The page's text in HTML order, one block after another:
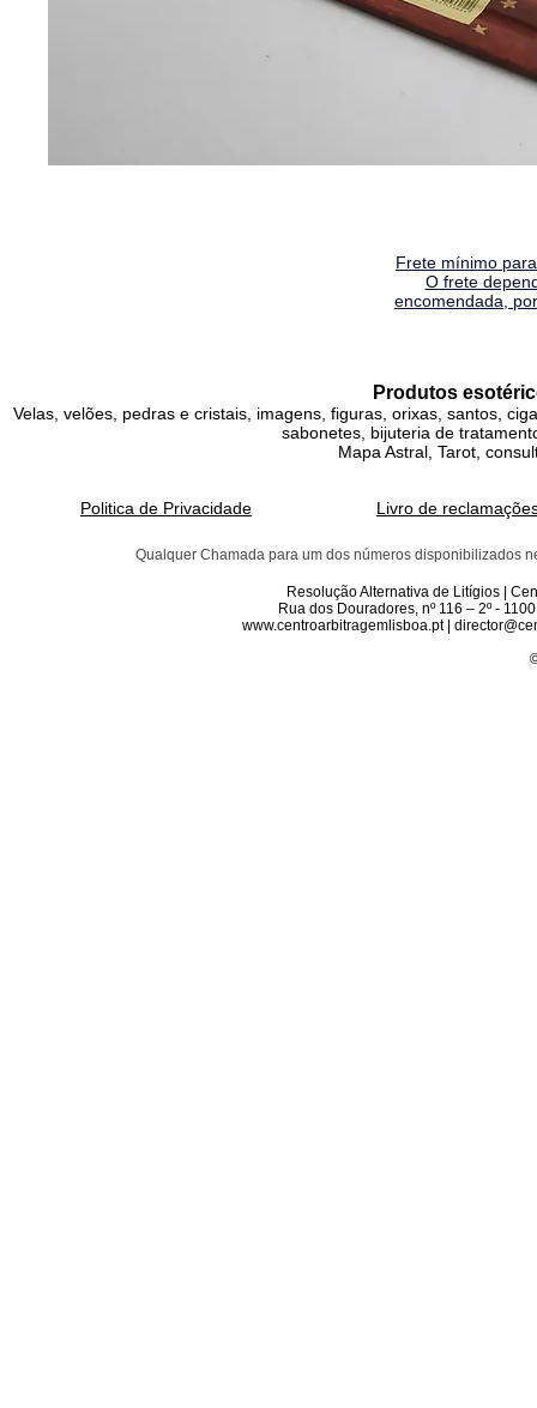
Frete mínimo
O frete
encomendada,
Produtos
Velas, velões, pedras e cristais, imagens, figuras, orixas, santos,
sabonetes, bijuteria de
Mapa Astral, Tarot,
Politica de Privacidade Livro de
Qualquer Chamada para um dos números disponibilizados
Resolução Alternativa de Litígios |
Rua dos Douradores, nº 116 – 2º -
www.centroarbitragemlisboa.pt |